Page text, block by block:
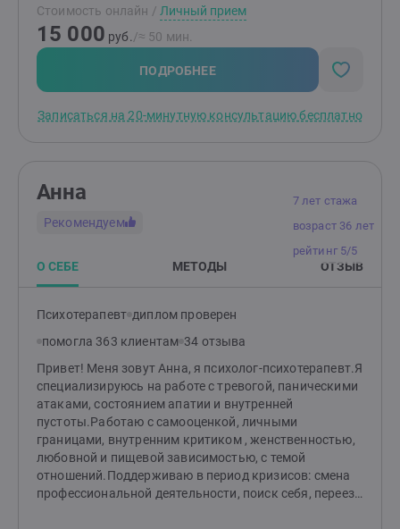
семьи”. Согласитесь, － ведь Только Правда
Врачует?! На наших с вами консультациях создаю
атмосферную обстановку доверия; это первое
необходимое условие в работе психолога.
Необходимо в разрешении создании и поддержании
семьями и отдельными членами семьи, анализируя
“тёмного пятна” психики. Среди моих задач,
способствовать восстановлению доверия между
членами семьи Методы работы семейного психолога
Семейные психологи используют различные методы
и техники для достижения своих целей. Вот
психотерапевтическими фреймами, чтобы помочь
семье осознать проблемы и найти пути их решения 2.
относительно улучшения коммуникации и
разрешения конфликтов 3. Групповые сессии —
работа с семьями в группе, где участники могут
делиться опытом и учиться друг у друга 4.
Когнитивно-поведенческая терапия — помощь в
изменении негативных мыслей и поведенческих
паттернов, которые мешают нормальному
функционированию семьи 5.Игровая терапия —
Стоимость онлайн / Личный прием
15 000 руб./≈ 50 мин.
ПОДРОБНЕЕ
Записаться на 20-минутную консультацию бесплатно
7 лет стажа
возраст 36 лет
рейтинг 5/5
Анна
Рекомендуем
О СЕБЕ МЕТОДЫ ОТЗЫВ
Психотерапевт диплом проверен
помогла 363 клиентам 34 отзыва
Привет! Меня зовут Анна, я психолог-психотерапевт.Я
специализируюсь на работе с тревогой, паническими
атаками, состоянием апатии и внутренней
пустоты.Работаю с самооценкой, личными
границами, внутренним критиком , женственностью,
любовной и пищевой зависимостью, с темой
отношений.Поддерживаю в период кризисов: смена
профессиональной деятельности, поиск себя, переезд